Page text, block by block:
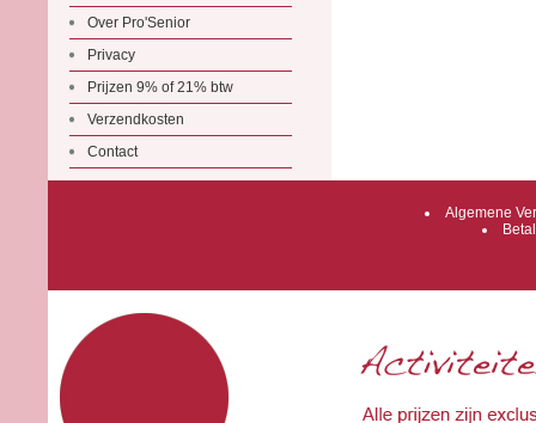
Over Pro'Senior
Privacy
Prijzen 9% of 21% btw
Verzendkosten
Contact
Algemene